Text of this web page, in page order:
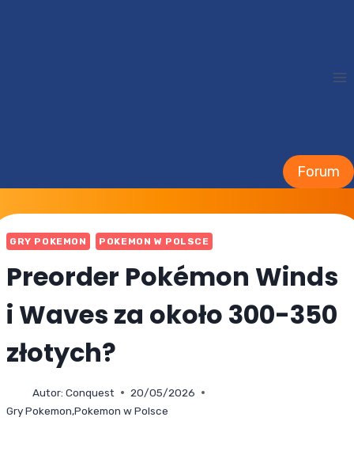
Forum
GRY POKEMON POKEMON W POLSCE
Preorder Pokémon Winds
i Waves za około 300-350
złotych?
Autor: Conquest
20/05/2026
Gry Pokemon,Pokemon w Polsce